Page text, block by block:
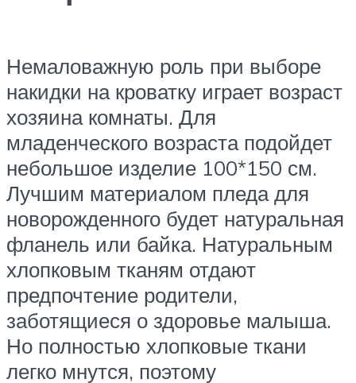
Немаловажную роль при выборе
накидки на кроватку играет возраст
хозяина комнаты. Для
младенческого возраста подойдет
небольшое изделие 100*150 см.
Лучшим материалом пледа для
новорожденного будет натуральная
фланель или байка. Натуральным
хлопковым тканям отдают
предпочтение родители,
заботящиеся о здоровье малыша.
Но полностью хлопковые ткани
легко мнутся, поэтому